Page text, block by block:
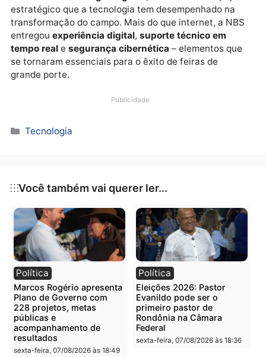
altíssimo nível aos organizadores, expositores e
visitantes”, destacouFabiano Roberto, diretor
operacional da NBS Telecom.
Case de sucesso no agronegócio
O projeto desenvolvido para a Rondônia Rural Show
conectividade no agronegócio
estratégico que a tecnologia tem desempenhado na
tempo real
esegurança cibernética
se tornaram essenciais para o êxito de feiras de
grande porte.
Publicidade
Categorias
Tecnologia
Você também vai querer ler...